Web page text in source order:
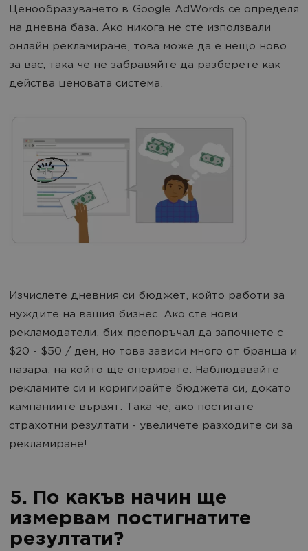
Ценообразуването в Google AdWords се определя
на дневна база. Ако никога не сте използвали
онлайн рекламиране, това може да е нещо ново
за вас, така че не забравяйте да разберете как
действа ценовата система.
Изчислете дневния си бюджет, който работи за
нуждите на вашия бизнес. Ако сте нови
рекламодатели, бих препоръчал да започнете с
$20 - $50 / ден, но това зависи много от бранша и
пазара, на който ще оперирате. Наблюдавайте
рекламите си и коригирайте бюджета си, докато
кампаниите вървят. Така че, ако постигате
страхотни резултати - увеличете разходите си за
рекламиране!
5. По какъв начин ще
измервам постигнатите
резултати?